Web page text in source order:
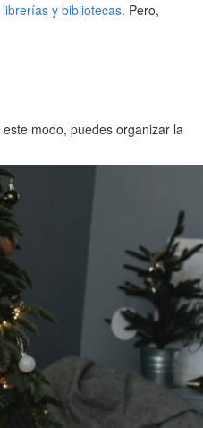
librerías y bibliotecas. Pero,
modo, puedes organizar la